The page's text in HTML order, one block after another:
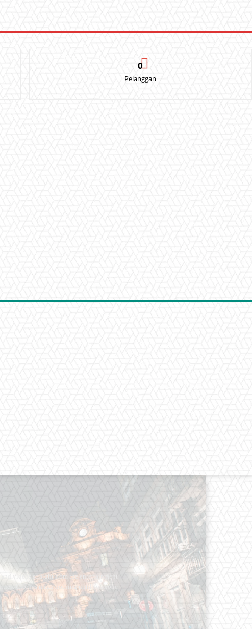
0
Pelanggan
videos straight from the entertainment
Clothes mean nothing until someone